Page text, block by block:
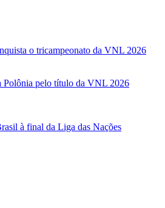
o tricampeonato da VNL 2026
Polônia pelo título da VNL 2026
à final da Liga das Nações